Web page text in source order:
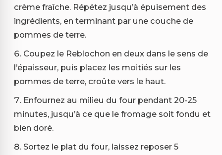
crème fraîche. Répétez jusqu’à épuisement des
ingrédients, en terminant par une couche de
pommes de terre.
Coupez le Reblochon en deux dans le sens de
l’épaisseur, puis placez les moitiés sur les
pommes de terre, croûte vers le haut.
Enfournez au milieu du four pendant 20-25
minutes, jusqu’à ce que le fromage soit fondu et
bien doré.
Sortez le plat du four, laissez reposer 5